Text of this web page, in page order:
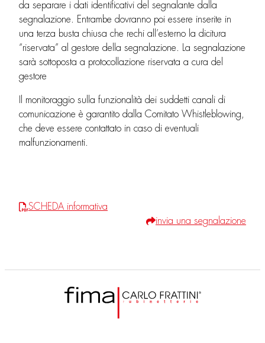
da separare i dati identificativi del segnalante dalla
segnalazione. Entrambe dovranno poi essere inserite in
una terza busta chiusa che rechi all’esterno la dicitura
“riservata” al gestore della segnalazione. La segnalazione
sarà sottoposta a protocollazione riservata a cura del
gestore
Il monitoraggio sulla funzionalità dei suddetti canali di
comunicazione è garantito dalla Comitato Whistleblowing,
che deve essere contattato in caso di eventuali
malfunzionamenti.
SCHEDA informativa
invia una segnalazione